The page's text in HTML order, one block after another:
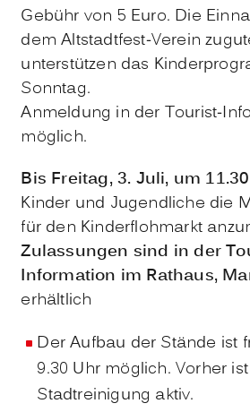
Gebühr von 5 Euro. Die
dem Altstadtfest-Verein
unterstützen das
Sonntag.
Anmeldung in der Tourist-
möglich.
Bis Freitag, 3. Juli, um
Kinder und Jugendliche die
für den Kinderflohmarkt
Zulassungen sind in der
Information im Rathaus,
erhältlich
Der Aufbau der Stände ist
9.30 Uhr möglich. Vorher
Stadtreinigung aktiv.